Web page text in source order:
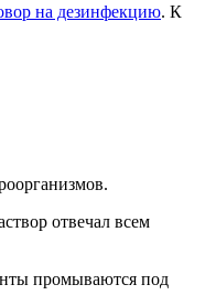
на дезинфекцию. К
отвечал всем
промываются под